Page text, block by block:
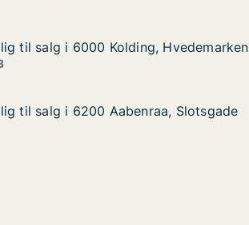
Kolding, Hvedemarken
til salg i 6000 Kolding, Hvedemarken
til salg i 6000 Kolding, Hvedemarken
Aabenraa, Slotsgade
til salg i 6200 Aabenraa, Slotsgade
til salg i 6200 Aabenraa, Slotsgade